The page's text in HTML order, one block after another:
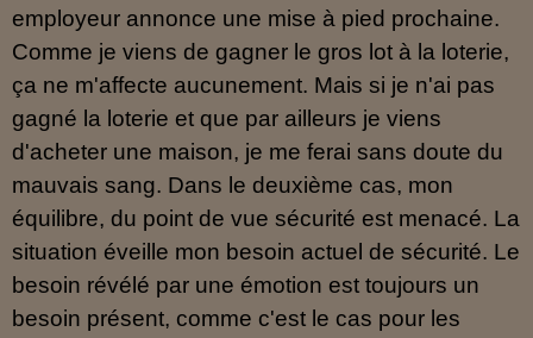
employeur annonce une mise à pied prochaine.
Comme je viens de gagner le gros lot à la loterie,
ça ne m'affecte aucunement. Mais si je n'ai pas
gagné la loterie et que par ailleurs je viens
d'acheter une maison, je me ferai sans doute du
mauvais sang. Dans le deuxième cas, mon
équilibre, du point de vue sécurité est menacé. La
situation éveille mon besoin actuel de sécurité. Le
besoin révélé par une émotion est toujours un
besoin présent, comme c'est le cas pour les